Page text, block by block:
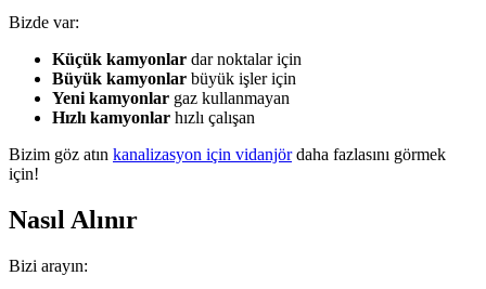
Bizde var:
Küçük kamyonlar dar noktalar için
Büyük kamyonlar büyük işler için
Yeni kamyonlar gaz kullanmayan
Hızlı kamyonlar hızlı çalışan
Bizim göz atın kanalizasyon için vidanjördaha fazlasını görmek
için!
Nasıl Alınır
Bizi arayın: